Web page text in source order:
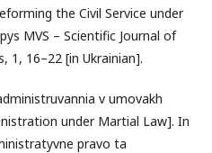
the Civil Service under
MVS – Scientific Journal of
1, 16–22 [in Ukrainian].
v umovakh
under Martial Law]. In
pravo ta